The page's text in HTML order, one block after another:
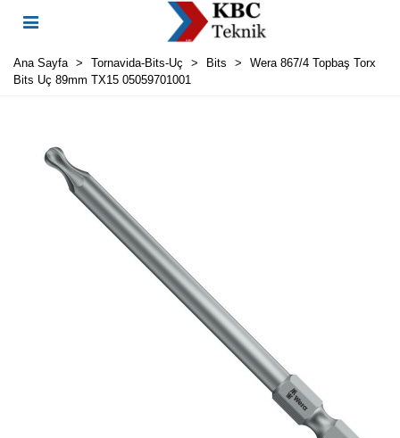
Ana Sayfa > Tornavida-Bits-Uç > Bits >
Wera 867/4 Topbaş Torx
Bits Uç 89mm TX15 05059701001